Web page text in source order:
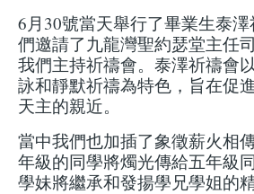
6月30號當天舉行了畢業生泰
們邀請了九龍灣聖約瑟堂主任
我們主持祈禱會。泰澤祈禱會
詠和靜默祈禱為特色，旨在促
天主的親近。
當中我們也加插了象徵薪火相
年級的同學將燭光傳給五年級
學妹將繼承和發揚學兄學姐的